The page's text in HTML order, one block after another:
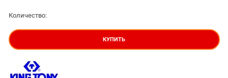
Количество:
КУПИТЬ